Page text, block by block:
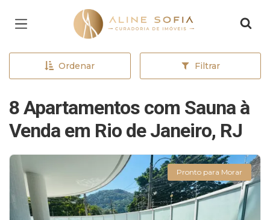
Página inicial
Ordenar Filtrar
8 Apartamentos com Sauna à
Venda em Rio de Janeiro, RJ
Pronto para Morar